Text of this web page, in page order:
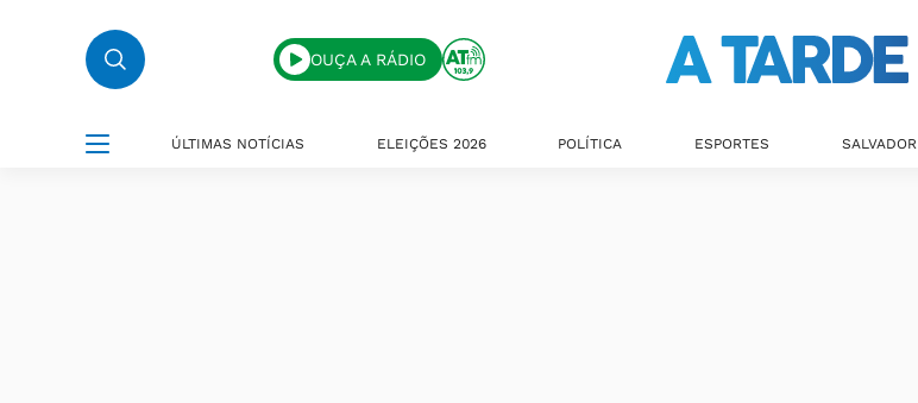
OUÇA A RÁDIO
ÚLTIMAS NOTÍCIAS ELEIÇÕES 2026 POLÍTICA ESPORTES SALVADOR